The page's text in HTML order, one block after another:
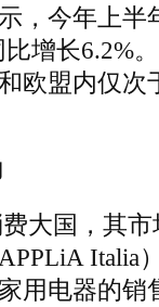
，今年上半
增长6.2%
欧盟内仅次
大国，其
Italia
用电器的销